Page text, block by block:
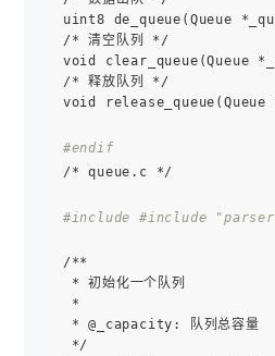
uint8 de_queue(Queue
/* 清空队列 */
void clear_queue(Queue
/* 释放队列 */
void release_queue(Queue
#endif
/* queue.c */
#include #include
/**
* 初始化一个队列
*
* @_capacity: 队列总容量
*/